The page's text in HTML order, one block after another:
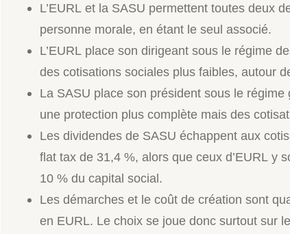
L’EURL et la SASU permettent toutes deux
personne morale, en étant le seul associé.
L’EURL place son dirigeant sous le régime
des cotisations sociales plus faibles, autour
La SASU place son président sous le
une protection plus complète mais des
Les dividendes de SASU échappent aux
flat tax de 31,4 %, alors que ceux d’EURL y
10 % du capital social.
Les démarches et le coût de création sont
en EURL. Le choix se joue donc surtout sur